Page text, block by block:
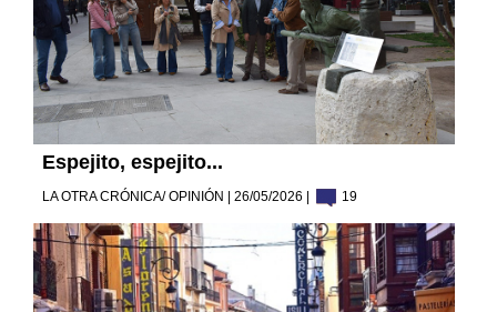
Espejito, espejito...
LA OTRA CRÓNICA/ OPINIÓN | 26/05/2026 | 19